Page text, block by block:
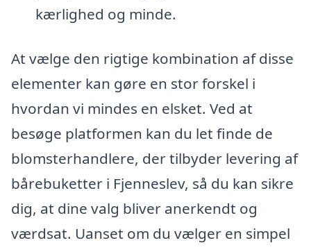
kærlighed og minde.
At vælge den rigtige kombination af disse
elementer kan gøre en stor forskel i
hvordan vi mindes en elsket. Ved at
besøge platformen kan du let finde de
blomsterhandlere, der tilbyder levering af
bårebuketter i Fjenneslev, så du kan sikre
dig, at dine valg bliver anerkendt og
værdsat. Uanset om du vælger en simpel